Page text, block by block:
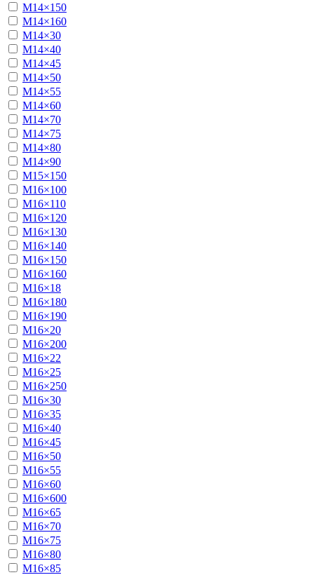
М14×150
М14×160
М14×30
М14×40
М14×45
М14×50
М14×55
М14×60
М14×70
М14×75
М14×80
М14×90
М15×150
М16×100
М16×110
М16×120
М16×130
М16×140
М16×150
М16×160
М16×18
М16×180
М16×190
М16×20
М16×200
М16×22
М16×25
М16×250
М16×30
М16×35
М16×40
М16×45
М16×50
М16×55
М16×60
М16×600
М16×65
М16×70
М16×75
М16×80
М16×85